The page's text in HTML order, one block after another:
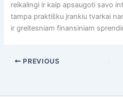
reikalingi ir kaip apsaugoti savo
tampa praktišku įrankiu tvarkai
ir greitesniam finansiniam
PREVIOUS